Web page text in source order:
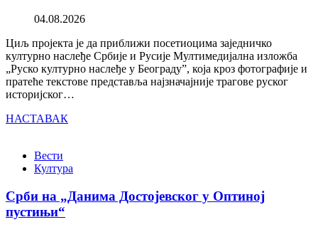
04.08.2026
Циљ пројекта је да приближи посетиоцима заједничко
културно наслеђе Србије и Русије Мултимедијална изложба
„Руско културно наслеђе у Београду”, која кроз фотографије и
пратеће текстове представља најзначајније трагове руског
историјског…
НАСТАВАК
Вести
Култура
Срби на „Данима Достојевског у Оптиној
пустињи“